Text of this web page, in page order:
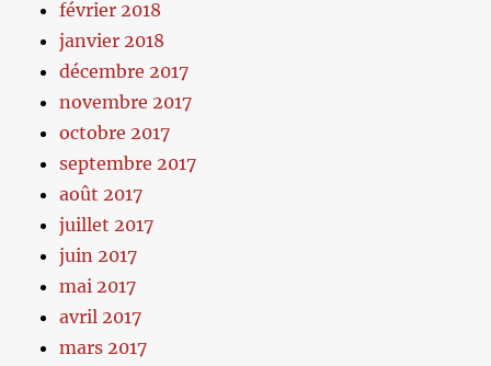
février 2018
janvier 2018
décembre 2017
novembre 2017
octobre 2017
septembre 2017
août 2017
juillet 2017
juin 2017
mai 2017
avril 2017
mars 2017